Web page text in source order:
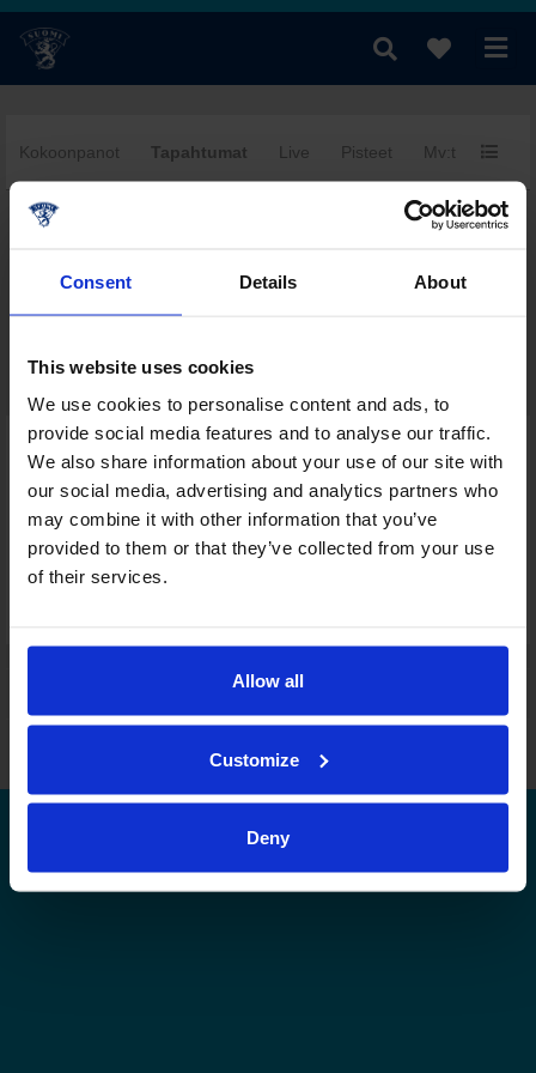
Consent Details About
This website uses cookies
We use cookies to personalise content and ads, to
provide social media features and to analyse our traffic.
We also share information about your use of our site with
our social media, advertising and analytics partners who
may combine it with other information that you’ve
provided to them or that they’ve collected from your use
of their services.
Allow all
Customize
Deny
Kokoonpanot Tapahtumat Live Pisteet Mv:t
Päivän muut ottelut tässä sarjassa
Sarjataulukko
Joukkuekortit
Tämä sarja tulospalvelussa
Finhockey.fi
Suomen Jääkiekkoliitto | Kaikki oikeudet pidätetään |